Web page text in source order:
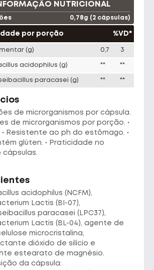
WHEY FORT 3W - POTE 900G -
FRUTAS VERMELHAS
NUTRICIONAL
0,78g (2 cápsulas)
por porção %VD*
(g) 0,7 3
acidophilus (g) ** **
paracasei (g) ** **
de microrganismos por cápsula.
de microrganismos por porção. •
• Resistente ao ph do estômago. •
glúten. • Praticidade no
acidophilus (NCFM),
Lactis (BI-07),
paracasei (LPC37),
Lactis (BL-04), agente de
microcristalina,
dióxido de silício e
estearato de magnésio.
da cápsula: